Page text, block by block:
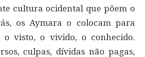
cultura ocidental que põem o
os Aymara o colocam para
o visto, o vivido, o conhecido.
culpas, dívidas não pagas,